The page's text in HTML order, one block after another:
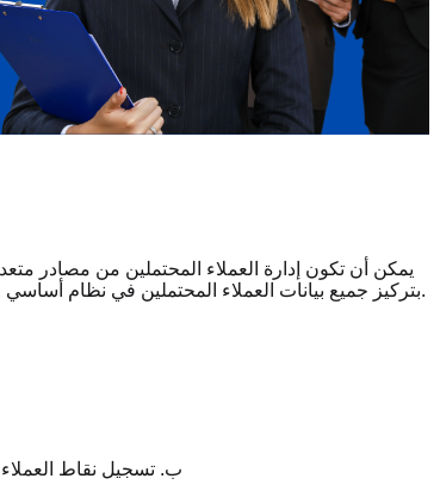
يمكن أن تكون إدارة العملاء المحتملين من مصادر
تقوم SaleAI بتركيز جميع بيانات العملاء المحتملين في نظام أساسي واحد ، مما يلغي صوامع البيانات ويضمن تسجيل كل عميل متوقع.
ب. تسجيل نقاط العملاء